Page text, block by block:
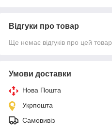
Відгуки про товар
Ще немає відгуків про цей товар
Умови доставки
Нова Пошта
Укрпошта
Самовивіз